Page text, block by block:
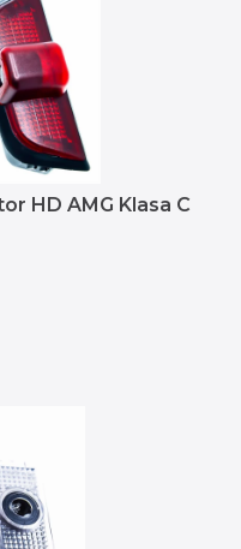
HD AMG Klasa C